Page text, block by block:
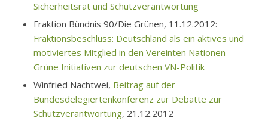
Sicherheitsrat und Schutzverantwortung
Fraktion Bündnis 90/Die Grünen, 11.12.2012:
Fraktionsbeschluss: Deutschland als ein aktives und
motiviertes Mitglied in den Vereinten Nationen –
Grüne Initiativen zur deutschen VN-Politik
Winfried Nachtwei, Beitrag auf der
Bundesdelegiertenkonferenz zur Debatte zur
Schutzverantwortung, 21.12.2012